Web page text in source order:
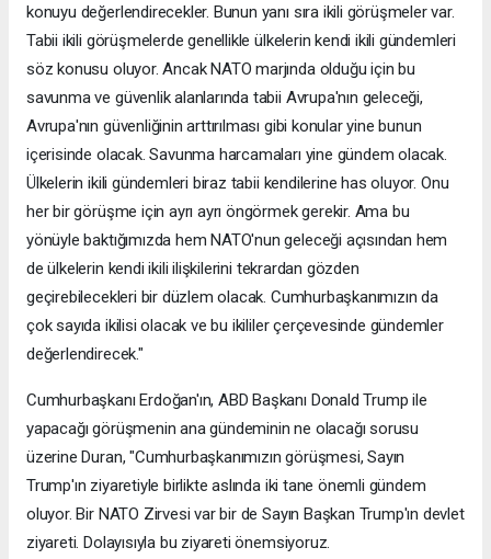
konuyu değerlendirecekler. Bunun yanı sıra ikili görüşmeler var.
Tabii ikili görüşmelerde genellikle ülkelerin kendi ikili gündemleri
söz konusu oluyor. Ancak NATO marjında olduğu için bu
savunma ve güvenlik alanlarında tabii Avrupa'nın geleceği,
Avrupa'nın güvenliğinin arttırılması gibi konular yine bunun
içerisinde olacak. Savunma harcamaları yine gündem olacak.
Ülkelerin ikili gündemleri biraz tabii kendilerine has oluyor. Onu
her bir görüşme için ayrı ayrı öngörmek gerekir. Ama bu
yönüyle baktığımızda hem NATO'nun geleceği açısından hem
de ülkelerin kendi ikili ilişkilerini tekrardan gözden
geçirebilecekleri bir düzlem olacak. Cumhurbaşkanımızın da
çok sayıda ikilisi olacak ve bu ikililer çerçevesinde gündemler
değerlendirecek."
Cumhurbaşkanı Erdoğan'ın, ABD Başkanı Donald Trump ile
yapacağı görüşmenin ana gündeminin ne olacağı sorusu
üzerine Duran, "Cumhurbaşkanımızın görüşmesi, Sayın
Trump'ın ziyaretiyle birlikte aslında iki tane önemli gündem
oluyor. Bir NATO Zirvesi var bir de Sayın Başkan Trump'ın devlet
ziyareti. Dolayısıyla bu ziyareti önemsiyoruz.